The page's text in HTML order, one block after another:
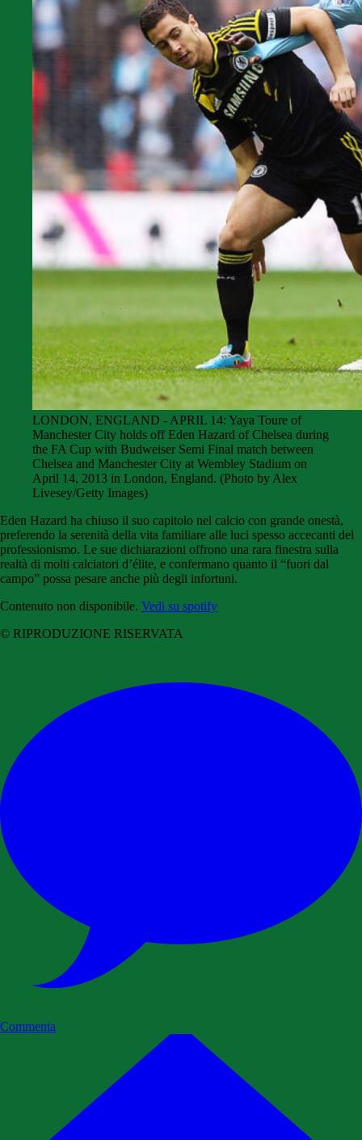
LONDON, ENGLAND - APRIL 14: Yaya Toure of
Manchester City holds off Eden Hazard of Chelsea during
the FA Cup with Budweiser Semi Final match between
Chelsea and Manchester City at Wembley Stadium on
April 14, 2013 in London, England. (Photo by Alex
Livesey/Getty Images)
Eden Hazard ha chiuso il suo capitolo nel calcio con grande onestà,
preferendo la serenità della vita familiare alle luci spesso accecanti del
professionismo. Le sue dichiarazioni offrono una rara finestra sulla
realtà di molti calciatori d’élite, e confermano quanto il “fuori dal
campo” possa pesare anche più degli infortuni.
Contenuto non disponibile. Vedi su spotify
© RIPRODUZIONE RISERVATA
Commenta